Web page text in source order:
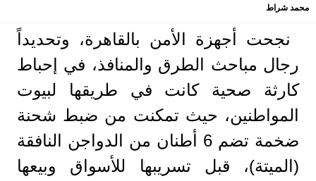
محمد شراط
نجحت أجهزة الأمن بالقاهرة، وتحديداً
رجال مباحث الطرق والمنافذ، في إحباط
كارثة صحية كانت في طريقها لبيوت
المواطنين، حيث تمكنت من ضبط شحنة
ضخمة تضم 6 أطنان من الدواجن النافقة
(الميتة)، قبل تسريبها للأسواق وبيعها